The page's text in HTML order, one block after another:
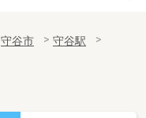
守谷市
守谷駅